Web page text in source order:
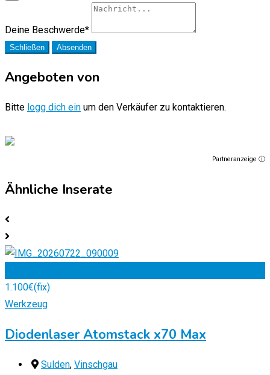
Deine Beschwerde*
Schließen Absenden
Angeboten von
Bitte logg dich ein um den Verkäufer zu kontaktieren.
Partneranzeige ⓘ
Ähnliche Inserate
1.100€(fix)
Werkzeug
Diodenlaser Atomstack x70 Max
Sulden, Vinschgau